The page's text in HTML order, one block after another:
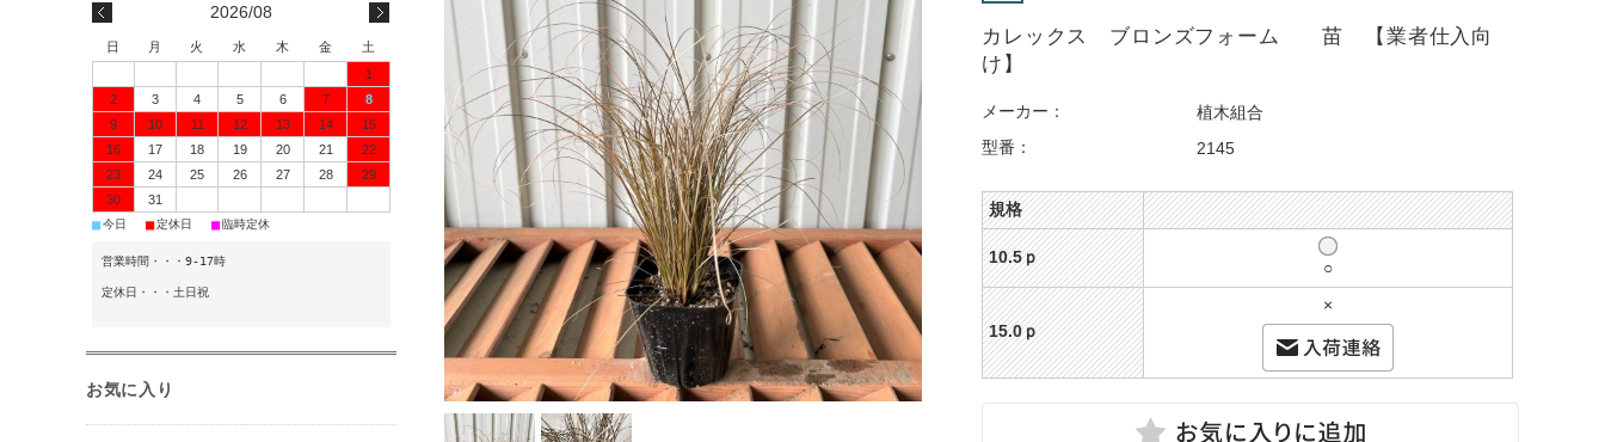
カレックス ブロンズフォーム 苗 【業者仕入向
け】
メーカー：
植木組合
型番：
2145
規格
10.5ｐ
○
15.0ｐ
×
2026/08
日 月 火 水 木 金
土
1
2
3 4 5 6 7
8
9
10 11 12 13 14
15
16
17 18 19 20 21
22
23
24 25 26 27 28
29
30
31
■今日 ■定休日 ■臨時定休
営業時間・・・9-17時
定休日・・・土日祝
お気に入り